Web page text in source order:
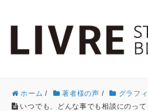
ホーム / 著者様の声 / グラフ
いつでも、どんな事でも相談にのっ